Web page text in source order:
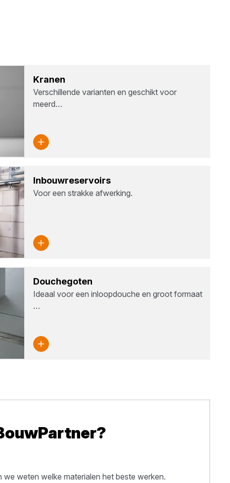
Kra­nen
Verschillende varianten en geschikt voor
meerd…
Inbouw­re­ser­voirs
Voor een strakke afwerking.
Dou­che­go­ten
Ideaal voor een inloopdouche en groot formaat
…
weten welke materialen het beste werken.